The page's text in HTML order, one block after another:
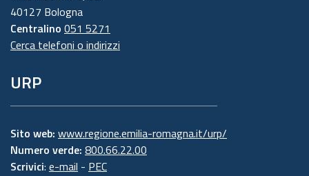
40127 Bologna
Centralino 051 5271
Cerca telefoni o indirizzi
URP
Sito web: www.regione.emilia-romagna.it/urp/
Numero verde: 800.66.22.00
Scrivici: e-mail - PEC